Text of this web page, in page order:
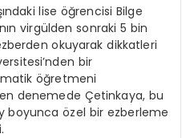
lise öğrencisi Bilge
virgülden sonraki 5 bin
okuyarak dikkatleri
bir
öğretmeni
denemede Çetinkaya, bu
boyunca özel bir ezberleme